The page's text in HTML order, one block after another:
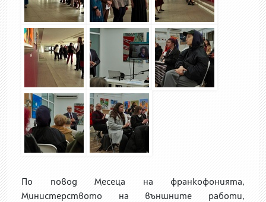
По повод Месеца на франкофонията,
Министерството на външните работи,